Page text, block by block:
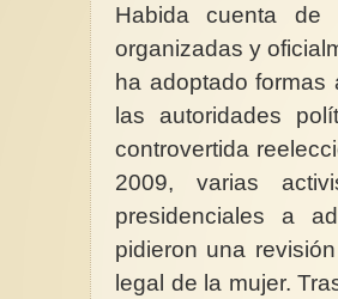
Habida cuenta de
organizadas y
ha adoptado
las autoridades
controvertida
2009, varias
presidenciales a
pidieron una
legal de la mujer.